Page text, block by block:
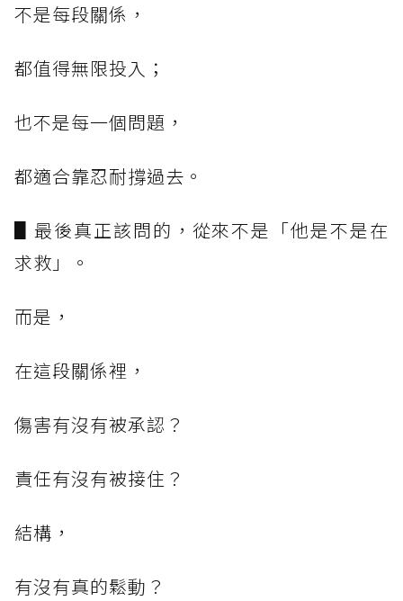
不是每段關係，
都值得無限投入；
也不是每一個問題，
都適合靠忍耐撐過去。
▋最後真正該問的，從來不是「他是不是在
求救」。
而是，
在這段關係裡，
傷害有沒有被承認？
責任有沒有被接住？
結構，
有沒有真的鬆動？